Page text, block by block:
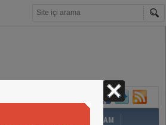
YAŞAM